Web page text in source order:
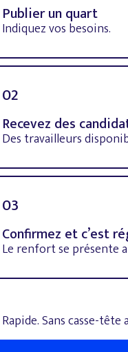
Publier un quart
Indiquez vos besoins.
02
Recevez des
Des travailleurs
03
Confirmez et c’est
Le renfort se présente
Rapide.Sanscasse-tête